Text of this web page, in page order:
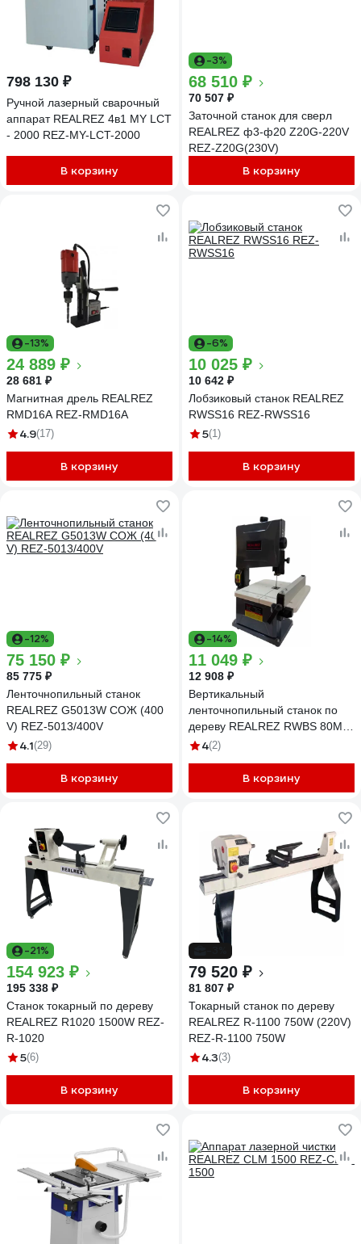
798 130 ₽
Ручной лазерный сварочный
аппарат REALREZ 4в1 MY LCT
- 2000 REZ-MY-LCT-2000
В корзину
-3%
68 510 ₽
70 507 ₽
Заточной станок для сверл
REALREZ ф3-ф20 Z20G-220V
REZ-Z20G(230V)
В корзину
-13%
24 889 ₽
28 681 ₽
Магнитная дрель REALREZ
RMD16A REZ-RMD16A
4.9(17)
В корзину
-6%
10 025 ₽
10 642 ₽
Лобзиковый станок REALREZ
RWSS16 REZ-RWSS16
5(1)
В корзину
-12%
75 150 ₽
85 775 ₽
Ленточнопильный станок
REALREZ G5013W СОЖ (400
V) REZ-5013/400V
4.1(29)
В корзину
-14%
11 049 ₽
12 908 ₽
Вертикальный
ленточнопильный станок по
дереву REALREZ RWBS 80M-
350W (230V) REALREZ REZ-
4(2)
В корзину
-21%
154 923 ₽
195 338 ₽
Станок токарный по дереву
REALREZ R1020 1500W REZ-
R-1020
5(6)
В корзину
79 520 ₽
81 807 ₽
Токарный станок по дереву
REALREZ R-1100 750W (220V)
REZ-R-1100 750W
4.3(3)
В корзину